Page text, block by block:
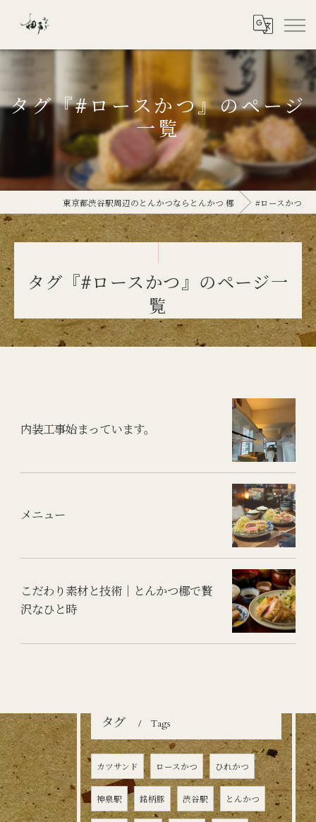
タグ『#ロースかつ』のページ
一覧
東京都渋谷駅周辺のとんかつならとんかつ 梛 #ロースかつ
タグ『#ロースかつ』のページ一
覧
内装工事始まっています。
メニュー
こだわり素材と技術｜とんかつ梛で贅
沢なひと時
タグ Tags
カツサンド ロースかつ ひれかつ
神泉駅 銘柄豚 渋谷駅 とんかつ